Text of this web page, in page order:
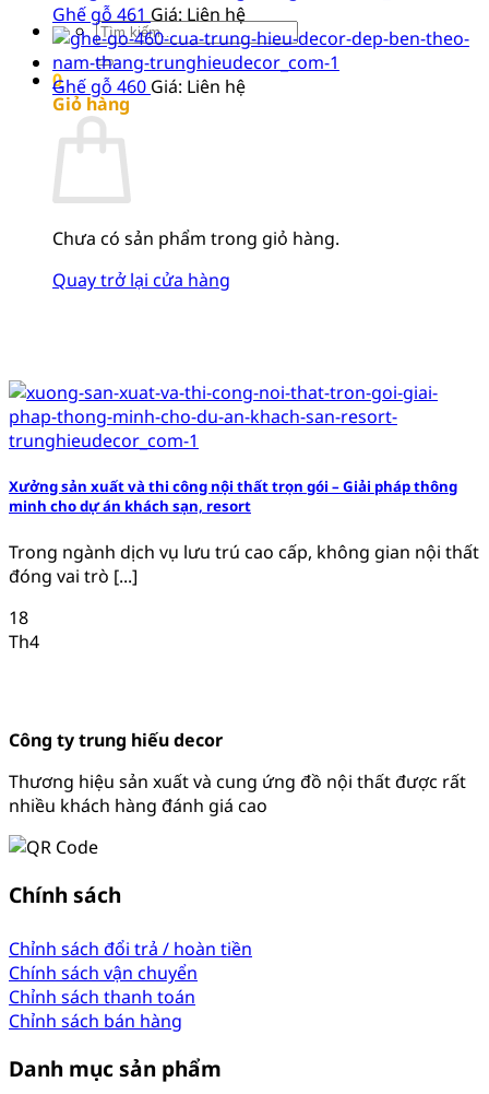
Tìm
kiếm:
0
Giỏ hàng
Chưa có sản phẩm trong giỏ hàng.
Quay trở lại cửa hàng
Ghế gỗ 461 Giá: Liên hệ
Ghế gỗ 460 Giá: Liên hệ
Xưởng sản xuất và thi công nội thất trọn gói – Giải pháp thông
minh cho dự án khách sạn, resort
Trong ngành dịch vụ lưu trú cao cấp, không gian nội thất
đóng vai trò [...]
18
Th4
Công ty trung hiếu decor
Thương hiệu sản xuất và cung ứng đồ nội thất được rất
nhiều khách hàng đánh giá cao
Chính sách
Chỉnh sách đổi trả / hoàn tiền
Chính sách vận chuyển
Chỉnh sách thanh toán
Chỉnh sách bán hàng
Danh mục sản phẩm